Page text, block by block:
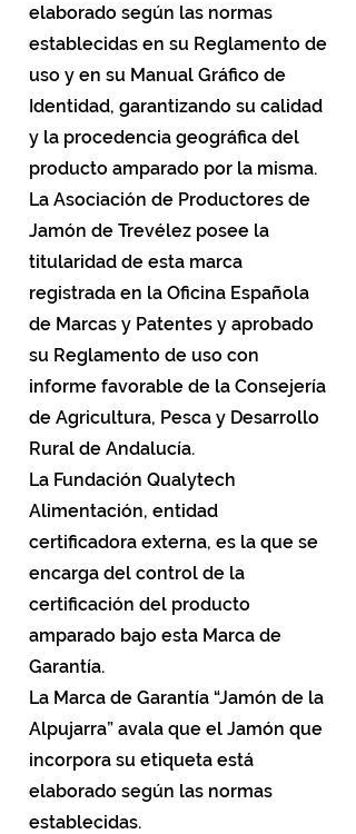
elaborado según las normas
establecidas en su Reglamento de
uso y en su Manual Gráfico de
Identidad, garantizando su calidad
y la procedencia geográfica del
producto amparado por la misma.
La Asociación de Productores de
Jamón de Trevélez posee la
titularidad de esta marca
registrada en la Oficina Española
de Marcas y Patentes y aprobado
su Reglamento de uso con
informe favorable de la Consejería
de Agricultura, Pesca y Desarrollo
Rural de Andalucía.
La Fundación Qualytech
Alimentación, entidad
certificadora externa, es la que se
encarga del control de la
certificación del producto
amparado bajo esta Marca de
Garantía.
La Marca de Garantía “Jamón de la
Alpujarra” avala que el Jamón que
incorpora su etiqueta está
elaborado según las normas
establecidas.